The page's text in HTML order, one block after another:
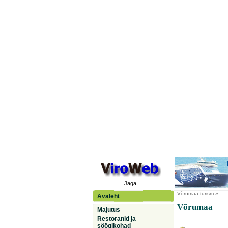
Jaga
Avaleht
Majutus
Restoranid ja
söögikohad
Võrumaa turism »
Võrumaa